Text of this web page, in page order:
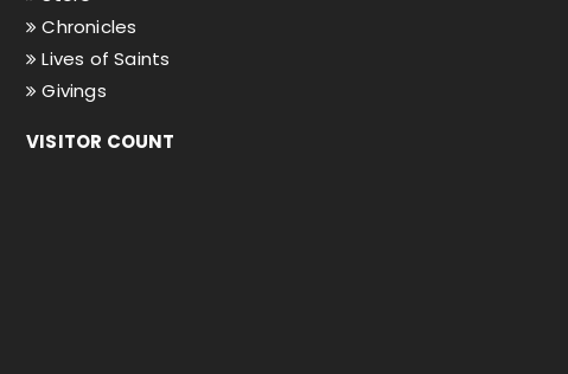
Chronicles
Lives of Saints
Givings
VISITOR COUNT